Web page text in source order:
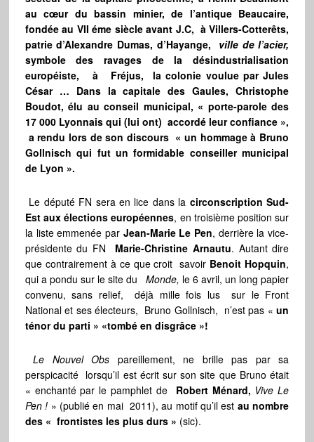
au cœur du bassin minier, de l’antique Beaucaire,
fondée au VII éme siècle avant J.C, à Villers-Cotterêts,
patrie d’Alexandre Dumas, d’Hayange, ville de l’acier,
symbole des ravages de la désindustrialisation
européiste, à Fréjus, la colonie voulue par Jules
César … Dans la capitale des Gaules, Christophe
Boudot, élu au conseil municipal, « porte-parole des
17 000 Lyonnais qui (lui ont) accordé leur confiance »,
a rendu lors de son discours « un hommage à Bruno
Gollnisch qui fut un formidable conseiller municipal
de Lyon ».
Le député FN sera en lice dans la circonscription Sud-
Est aux élections européennes, en troisième position sur
la liste emmenée par Jean-Marie Le Pen, derrière la vice-
présidente du FN Marie-Christine Arnautu. Autant dire
que contrairement à ce que croit savoir Benoit Hopquin,
qui a pondu sur le site duMonde, le 6 avril, un long papier
convenu, sans relief, déjà mille fois lus sur le Front
National et ses électeurs, Bruno Gollnisch, n’est pas « un
ténor du parti » «tombé en disgrâce »!
Le Nouvel Obs pareillement, ne brille pas par sa
perspicacité lorsqu’il est écrit sur son site que Bruno était
« enchanté par le pamphlet de Robert Ménard, Vive Le
Pen ! » (publié en mai 2011), au motif qu’il est au nombre
des « frontistes les plus durs » (sic).